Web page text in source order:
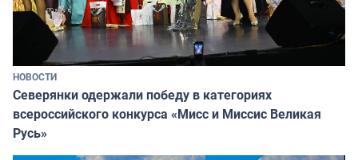
НОВОСТИ
Северянки одержали победу в категориях
всероссийского конкурса «Мисс и Миссис Великая
Русь»